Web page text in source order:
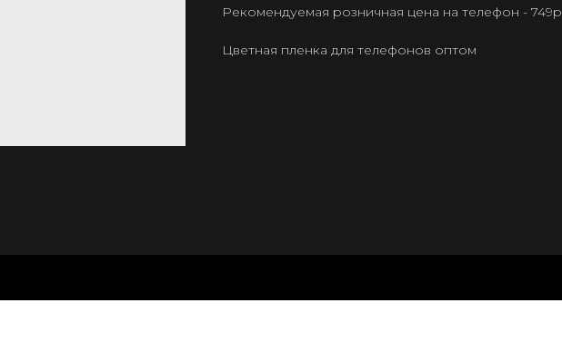
Рекомендуемая розничная цена на телефон - 749р
Цветная пленка для телефонов оптом